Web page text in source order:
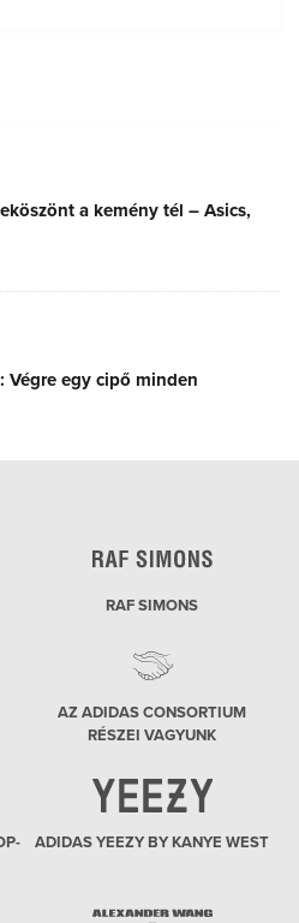
a kemény tél – Asics,
Végre egy cipő minden
RAF SIMONS
AZ ADIDAS CONSORTIUM
RÉSZEI VAGYUNK
ADIDAS YEEZY BY KANYE WEST